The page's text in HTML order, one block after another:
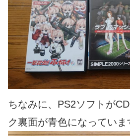
ちなみに、PS2ソフトが
ク裏面が青色になっていま